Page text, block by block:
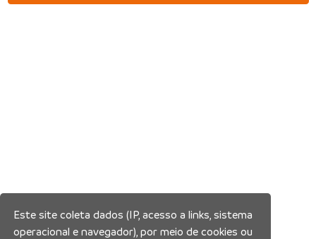
Este site coleta dados (IP, acesso a links, sistema
operacional e navegador), por meio de cookies ou